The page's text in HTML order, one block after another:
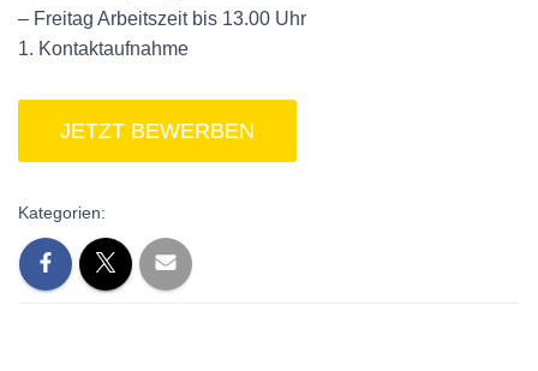
– Freitag Arbeitszeit bis 13.00 Uhr
1. Kontaktaufnahme
Kategorien: